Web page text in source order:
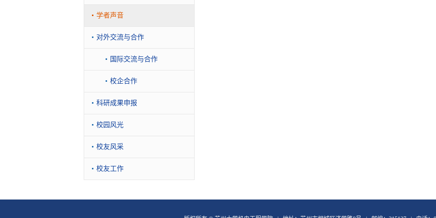
学者声音
对外交流与合作
国际交流与合作
校企合作
科研成果申报
校园风光
校友风采
校友工作